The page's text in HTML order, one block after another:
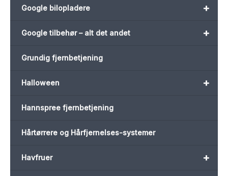
+
Google bilopladere
+
Google tilbehør – alt det andet
Grundig fjernbetjening
+
Halloween
Hannspree fjernbetjening
Hårtørrere og Hårfjernelses-systemer
+
Havfruer